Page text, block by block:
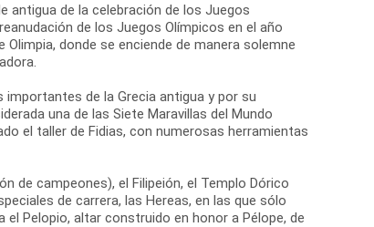
antigua de la celebración de los Juegos
de los Juegos Olímpicos en el año
donde se enciende de manera solemne
de la Grecia antigua y por su
una de las Siete Maravillas del Mundo
el taller de Fidias, con numerosas herramientas
de campeones), el Filipeión, el Templo Dórico
de carrera, las Hereas, en las que sólo
el Pelopio, altar construido en honor a Pélope, de